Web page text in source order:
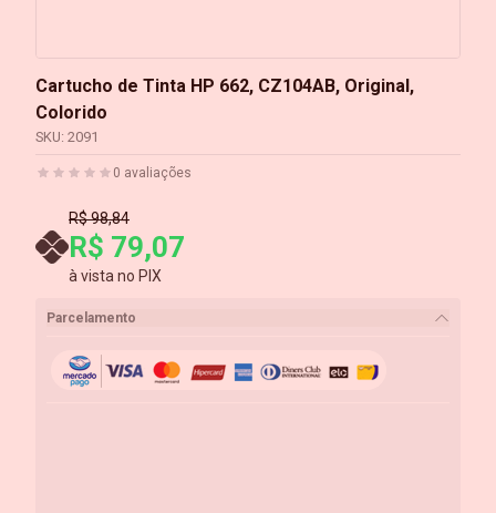
Cartucho de Tinta HP 662, CZ104AB, Original,
Colorido
SKU: 2091
0 avaliações
R$ 98,84
R$ 79,07
à vista no PIX
Parcelamento